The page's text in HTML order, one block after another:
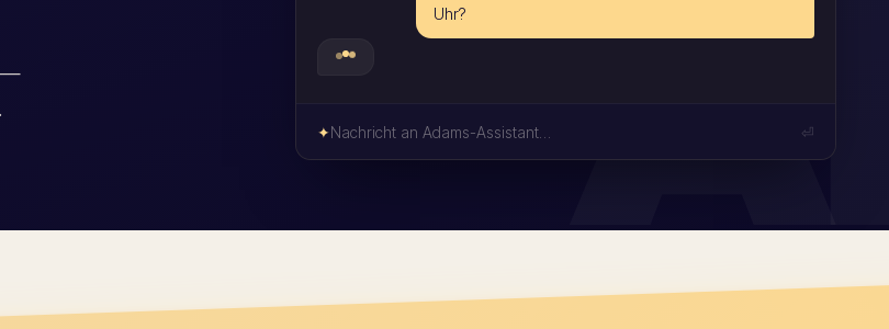
Uhr?
Nachricht an Adams-Assistant…